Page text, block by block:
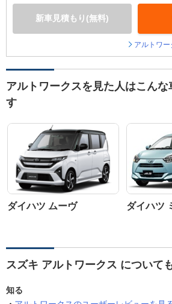
新車見積もり(無料)
アルトワ
アルトワークスを見た人はこんな
す
ダイハツ ムーヴ ダイハツ
スズキ アルトワークス について
知る